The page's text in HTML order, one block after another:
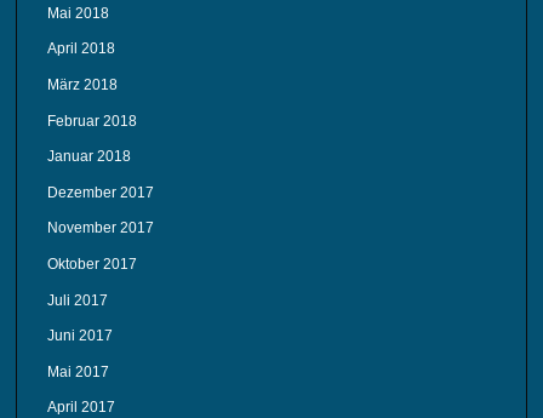
Mai 2018
April 2018
März 2018
Februar 2018
Januar 2018
Dezember 2017
November 2017
Oktober 2017
Juli 2017
Juni 2017
Mai 2017
April 2017